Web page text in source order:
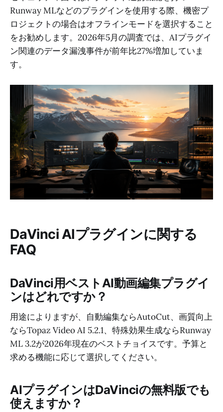
Runway MLなどのプラグインを使用する際、機密プ
ロジェクトの場合はオフラインモードを選択すること
をお勧めします。2026年5月の調査では、AIプラグイ
ン関連のデータ漏洩事件が前年比27%増加していま
す。
DaVinci AIプラグインに関する
FAQ
DaVinci用ベストAI動画編集プラグイ
ンはどれですか？
用途によりますが、自動編集ならAutoCut、画質向上
ならTopaz Video AI 5.2.1、特殊効果生成ならRunway
ML 3.2が2026年現在のベストチョイスです。予算と
求める機能に応じて選択してください。
AIプラグインはDaVinciの無料版でも
使えますか？